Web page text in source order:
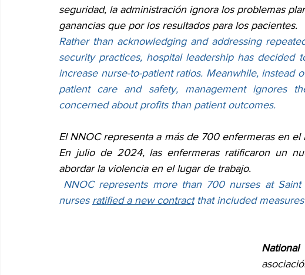
seguridad, la administración ignora los problemas
ganancias que por los resultados para los pacientes.
Rather than acknowledging and addressing
security practices, hospital leadership has decided
increase nurse-to-patient ratios. Meanwhile, instead
patient care and safety, management ignores
concerned about profits than patient outcomes.
El NNOC representa a más de 700 enfermeras en
En julio de 2024, las enfermeras ratificaron un
abordar la violencia en el lugar de trabajo.
NNOC represents more than 700 nurses at
nurses ratified a new contract that included